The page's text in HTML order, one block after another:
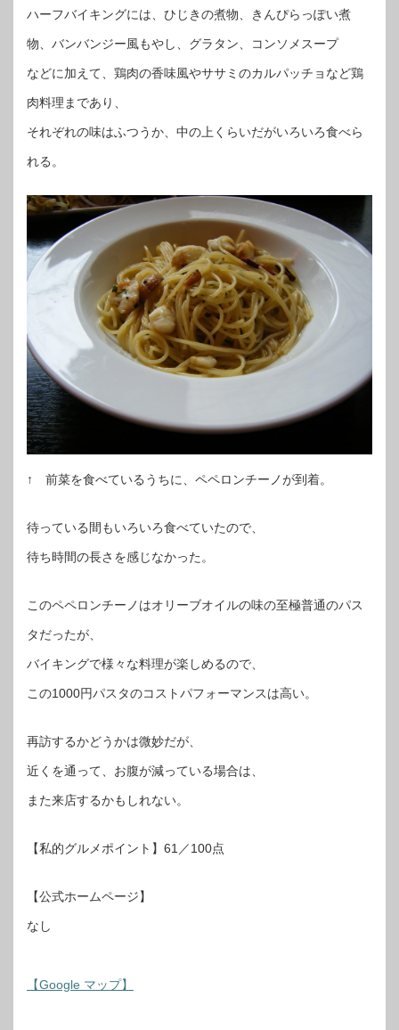
ハーフバイキングには、ひじきの煮物、きんぴらっぽい煮
物、バンバンジー風もやし、グラタン、コンソメスープ
などに加えて、鶏肉の香味風やササミのカルパッチョなど鶏
肉料理まであり、
それぞれの味はふつうか、中の上くらいだがいろいろ食べら
れる。
↑ 前菜を食べているうちに、ペペロンチーノが到着。
待っている間もいろいろ食べていたので、
待ち時間の長さを感じなかった。
このペペロンチーノはオリーブオイルの味の至極普通のパス
タだったが、
バイキングで様々な料理が楽しめるので、
この1000円パスタのコストパフォーマンスは高い。
再訪するかどうかは微妙だが、
近くを通って、お腹が減っている場合は、
また来店するかもしれない。
【私的グルメポイント】61／100点
【公式ホームページ】
なし
【Google マップ】